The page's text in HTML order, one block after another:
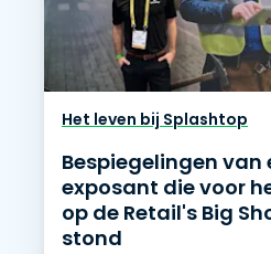
Het leven bij Splashtop
Bespiegelingen van
exposant die voor
op de Retail's Big
stond